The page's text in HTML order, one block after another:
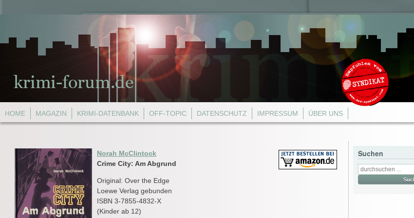
HOME MAGAZIN KRIMI-DATENBANK OFF-TOPIC DATENSCHUTZ IMPRESSUM ÜBER UNS
Norah McClintock
Crime City: Am Abgrund
Original: Over the Edge
Loewe Verlag gebunden
ISBN 3-7855-4832-X
(Kinder ab 12)
Suchen